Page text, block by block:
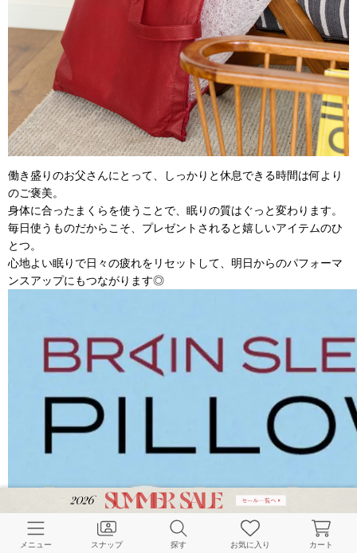
働き盛りのお父さんにとって、しっかりと休息できる時間は何より
のご褒美。
身体に合ったまくらを使うことで、眠りの質はぐっと変わります。
毎日使うものだからこそ、プレゼントされると嬉しいアイテムのひ
とつ。
心地よい眠りで日々の疲れをリセットして、明日からのパフォーマ
ンスアップにもつながります◎
メニュー スナップ 探す お気に入り カート